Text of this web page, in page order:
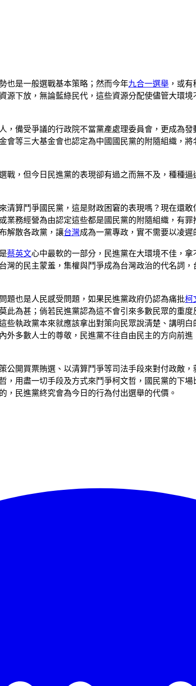
也是一般選戰基本策略；然而今年九合一選舉 ，或
下放，無論藍綠民代，這些資源分配使儘管大環境
，備受爭議的行政院不當黨產處理委員會，更成為
會等三大基金會也認定為中國國民黨的附隨組織，
，但今日民進黨的表現卻有過之而無不及，種種
算鬥爭國民黨，這是財政困窘的表現嗎？現在還
業務經營為由認定這些都是國民黨的附隨組織，有
解散各政黨，讓台灣成為一黨專政，實不需要以凌遲
蔡英文心中最軟的一部分，民進黨在大環境不佳，
的民主蒙羞，集權與鬥爭成為台灣政治的代名詞
題也是人民感受問題，如果民進黨政府仍認為痛批柯
為甚；倘若民進黨認為這不會引來多數民眾的重
些執政黨本來就應該拿出對策向民眾說清楚、講明
多數人士的尊敬，民進黨不往自由民主的方向前
開買票賄選、以清算鬥爭等司法手段來對付政敵
用盡一切手段及方式來鬥爭柯文哲，國民黨的下
，民進黨終究會為今日的行為付出選舉的代價。